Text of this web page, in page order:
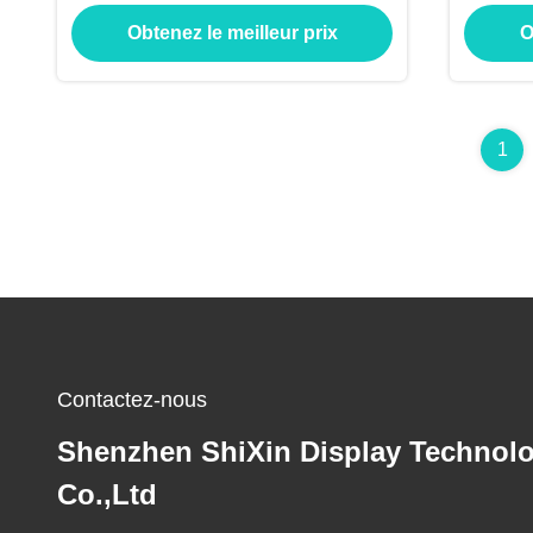
et luminosité 6500
Obtenez le meilleur prix
1
Contactez-nous
Shenzhen ShiXin Display
Co.,Ltd